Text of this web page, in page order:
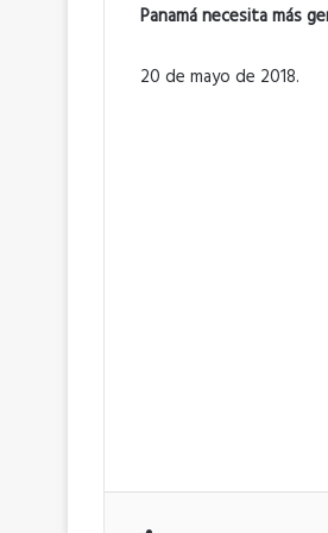
Panamá necesita más
20 de mayo de 2018.